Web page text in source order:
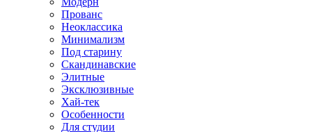
Прованс
Неоклассика
Минимализм
Под старину
Скандинавские
Элитные
Эксклюзивные
Хай-тек
Особенности
Для студии